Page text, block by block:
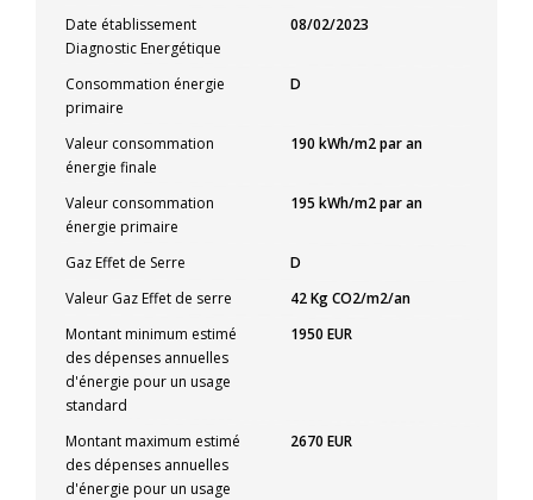
Date établissement
Diagnostic Energétique
08/02/2023
Consommation énergie
primaire
D
Valeur consommation
énergie finale
190 kWh/m2 par an
Valeur consommation
énergie primaire
195 kWh/m2 par an
Gaz Effet de Serre
D
Valeur Gaz Effet de serre
42 Kg CO2/m2/an
Montant minimum estimé
des dépenses annuelles
d'énergie pour un usage
standard
1950 EUR
Montant maximum estimé
des dépenses annuelles
d'énergie pour un usage
2670 EUR